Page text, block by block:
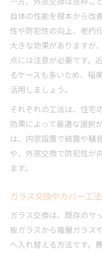
コツ
地元業者と進
法
補助金活用で
ト
自体の性能を根本から改
性や防犯性の向上、老朽
大きな効果がありますが
点には注意が必要です。
るケースも多いため、稲
活用しましょう。
それぞれの工法は、住宅
効果によって最適な選択
は、内窓設置で結露や騒
や、外窓交換で防犯性が
ます。
ガラス交換やカバー工
ガラス交換は、既存のサ
板ガラスから複層ガラス
へ入れ替える方法です。